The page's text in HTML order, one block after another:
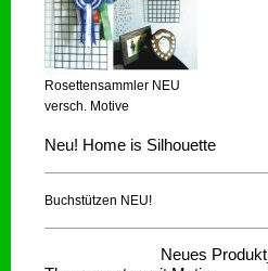
Rosettensammler NEU
versch. Motive
Neu! Home is Silhouette
Buchstützen NEU!
Neues Produkt_